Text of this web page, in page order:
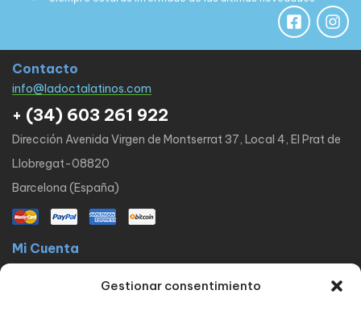
Gestionar consentimiento
Contacto
info@ladoctalatinos.com
+ (34) 603 261 922
Dirección Avenida Virgen de Montserrat 37, Local 4, El Prat de
Llobregat-08820
Barcelona (España)
Mi Cuenta